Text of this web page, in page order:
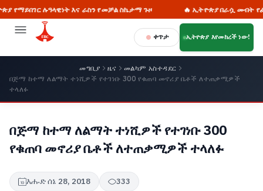
ሉዓላዊነት እና ራስን የመቻል ስኬታማ ጉዞ 🔥 ኢትዮጵያ በራሷ መብት የፈቃድ
ቀጥታ ኢትዮጵያ እየመከረች ነው!
መግቢያ ዜና
መልካም አስተዳደር
በጅማ ከተማ ለልማት ተነሺዎች የተገነቡ 300 የቁጠባ መኖሪያ ቤቶች ለተጠቃሚዎች
ተላለፉ
በጅማ ከተማ ለልማት ተነሺዎች የተገነቡ 300
የቁጠባ መኖሪያ ቤቶች ለተጠቃሚዎች ተላለፉ
እሑድ ሰኔ 28, 2018 333